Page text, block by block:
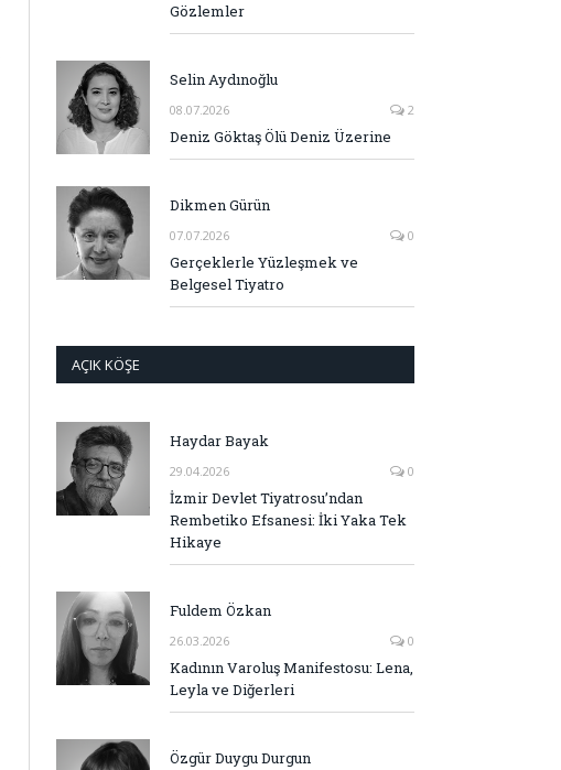
Gözlemler
Selin Aydınoğlu
08.07.2026 2
Deniz Göktaş Ölü Deniz Üzerine
Dikmen Gürün
07.07.2026 0
Gerçeklerle Yüzleşmek ve
Belgesel Tiyatro
AÇIK KÖŞE
Haydar Bayak
29.04.2026 0
İzmir Devlet Tiyatrosu’ndan
Rembetiko Efsanesi: İki Yaka Tek
Hikaye
Fuldem Özkan
26.03.2026 0
Kadının Varoluş Manifestosu: Lena,
Leyla ve Diğerleri
Özgür Duygu Durgun